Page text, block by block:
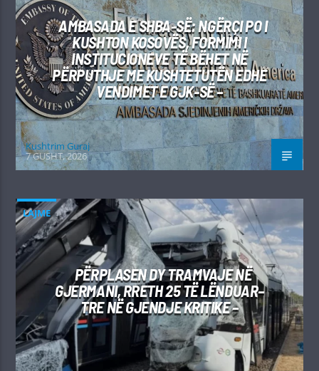
AMBASADA E SHBA-SË: NGËRÇI PO I
KUSHTON KOSOVËS, FORMIMI I
INSTITUCIONEVE TË BËHET NË
PËRPUTHJE ME KUSHTETUTËN EDHE
VENDIMET E GJK-SË –
Kushtrim Guraj
7 GUSHT, 2026
LAJME
PËRPLASEN DY TRAMVAJE NË
GJERMANI, RRETH 25 TË LËNDUAR–
TRE NË GJENDJE KRITIKE –